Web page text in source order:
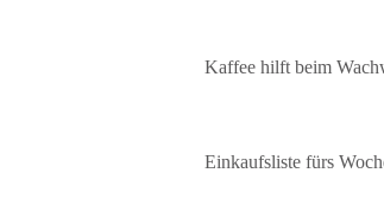
Kaffee hilft beim
Einkaufsliste fürs